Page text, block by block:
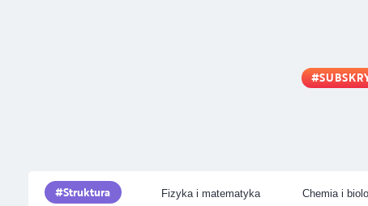
Struktura Fizyka i matematyka Chemia i